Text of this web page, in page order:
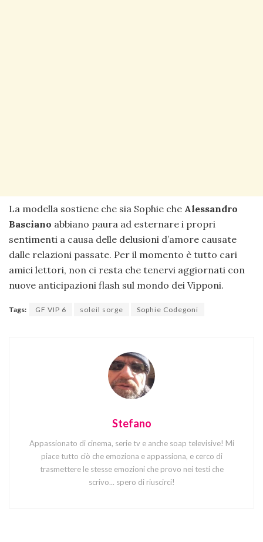
La modella sostiene che sia Sophie che Alessandro
Basciano abbiano paura ad esternare i propri
sentimenti a causa delle delusioni d’amore causate
dalle relazioni passate. Per il momento è tutto cari
amici lettori, non ci resta che tenervi aggiornati con
nuove anticipazioni flash sul mondo dei Vipponi.
Tags: GF VIP 6 soleil sorge Sophie Codegoni
Stefano
Appassionato di cinema, serie tv e anche soap televisive! Mi
piace tutto ciò che emoziona e appassiona, e cerco di
trasmettere le stesse emozioni che provo nei testi che
scrivo... spero di riuscirci!